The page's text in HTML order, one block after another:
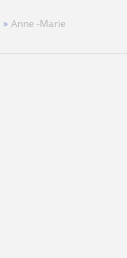
Anne -Marie